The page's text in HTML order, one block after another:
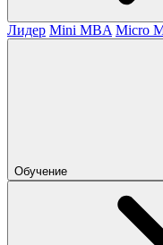
Лидер Mini MBA Micro
Обучение